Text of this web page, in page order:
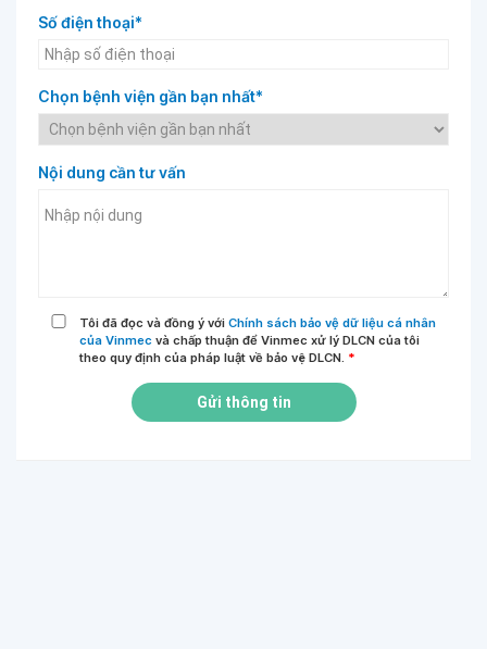
Số điện thoại*
Chọn bệnh viện gần bạn nhất*
Nội dung cần tư vấn
Tôi đã đọc và đồng ý với Chính sách bảo vệ dữ liệu cá nhân
của Vinmec và chấp thuận để Vinmec xử lý DLCN của tôi
theo quy định của pháp luật về bảo vệ DLCN. *
Gửi thông tin